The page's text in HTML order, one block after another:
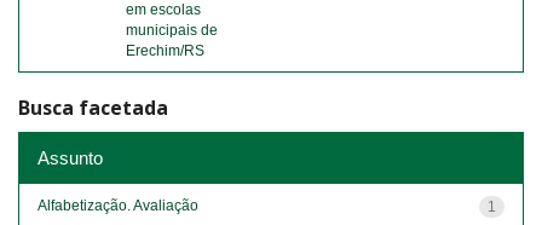
em escolas
municipais de
Erechim/RS
Busca facetada
Assunto
1
Alfabetização. Avaliação